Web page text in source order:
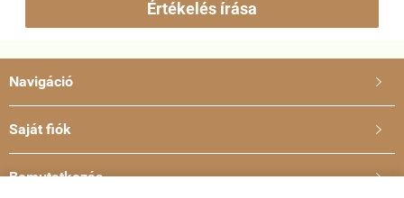
Értékelés írása
Navigáció 
Saját fiók 
Bemutatkozás 